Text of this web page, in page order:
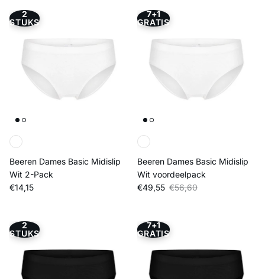
2
STUKS
Beeren Dames Basic Midislip
Wit 2-Pack
Reguliere prijs
€14,15
7+1
GRATIS
Beeren Dames Basic Midislip
Wit voordeelpack
Verkoopprijs
€49,55 Reguliere prijs
€56,60
2
STUKS
7+1
GRATIS